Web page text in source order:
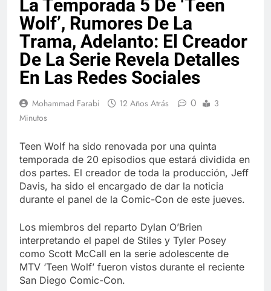
Cápsulas Ultra Max
Testo a Precios
Especiales en México,
Chile, Argentina,
Colombia, Perú ,
Ecuador, Costa Rica y
Más
7 Años Atrás
Veona Skin Care
Crema Precios –
Descuentos Masivos
en Línea
7 Años Atrás
Pharma Flex RX en
Masivos en Mercado
7 Años Atrás
paranormales con
binoculares de visión
nocturna y reuniones de
secuestrados
7 Años Atrás
La Inteligencia Artificial
deepfake de Samsung
fabrica un clip de
movimiento desde una
7 Años Atrás
La Temporada 5 De ‘Teen
Wolf’, Rumores De La
Trama, Adelanto: El Creador
De La Serie Revela Detalles
En Las Redes Sociales
Mohammad Farabi 12 Años Atrás 0
3
Minutos
Teen Wolf ha sido renovada por una quinta
temporada de 20 episodios que estará dividida en
dos partes. El creador de toda la producción, Jeff
Davis, ha sido el encargado de dar la noticia
durante el panel de la Comic-Con de este jueves.
Los miembros del reparto Dylan O’Brien
interpretando el papel de Stiles y Tyler Posey
como Scott McCall en la serie adolescente de
MTV ‘Teen Wolf’ fueron vistos durante el reciente
San Diego Comic-Con.